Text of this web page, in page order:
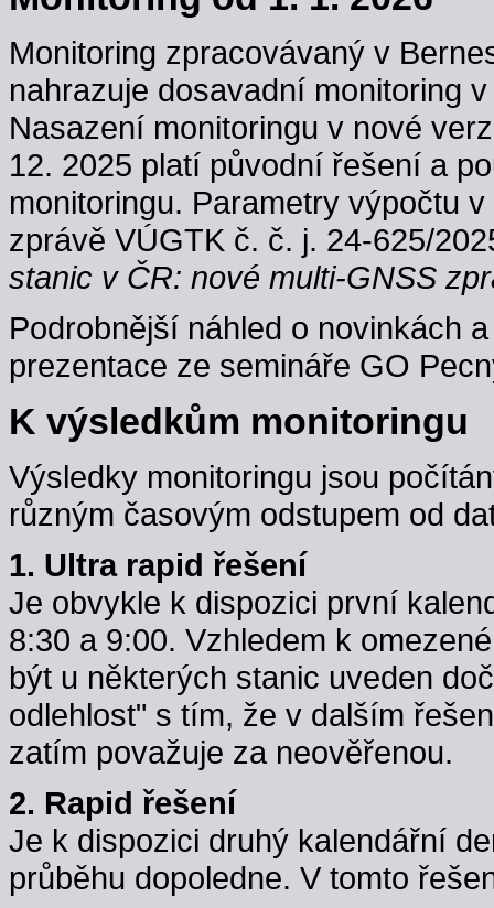
Monitoring zpracovávaný v
nahrazuje dosavadní monitoring
Nasazení monitoringu v nové
12. 2025 platí původní řešení a
monitoringu. Parametry výpočtu
zprávě VÚGTK č. č. j. 24-625/
stanic v ČR: nové multi-GNSS
Podrobnější náhled o novinkách
prezentace ze semináře GO
K výsledkům monitoringu
Výsledky monitoringu jsou
různým časovým odstupem od
1. Ultra rapid řešení
Je obvykle k dispozici první
8:30 a 9:00. Vzhledem k
být u některých stanic uveden
odlehlost" s tím, že v dalším
zatím považuje za neověřenou.
2. Rapid řešení
Je k dispozici druhý kalendářní
průběhu dopoledne. V tomto